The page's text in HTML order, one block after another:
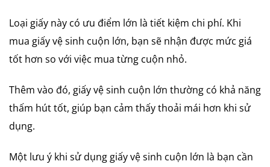
Loại giấy này có ưu điểm lớn là tiết kiệm chi phí. Khi
mua giấy vệ sinh cuộn lớn, bạn sẽ nhận được mức giá
tốt hơn so với việc mua từng cuộn nhỏ.
Thêm vào đó, giấy vệ sinh cuộn lớn thường có khả năng
thấm hút tốt, giúp bạn cảm thấy thoải mái hơn khi sử
dụng.
Một lưu ý khi sử dụng giấy vệ sinh cuộn lớn là bạn cần